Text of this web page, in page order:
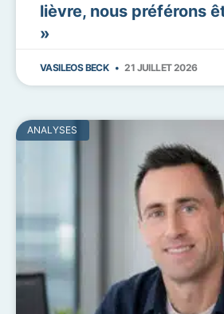
lièvre, nous préférons
»
VASILEOS BECK 21 JUILLET 2026
ANALYSES